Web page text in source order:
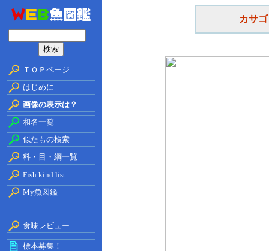
ＴＯＰページ
はじめに
画像の表示は？
和名一覧
似たもの検索
科・目・綱一覧
Fish kind list
My魚図鑑
食味レビュー
標本募集！
カサゴ